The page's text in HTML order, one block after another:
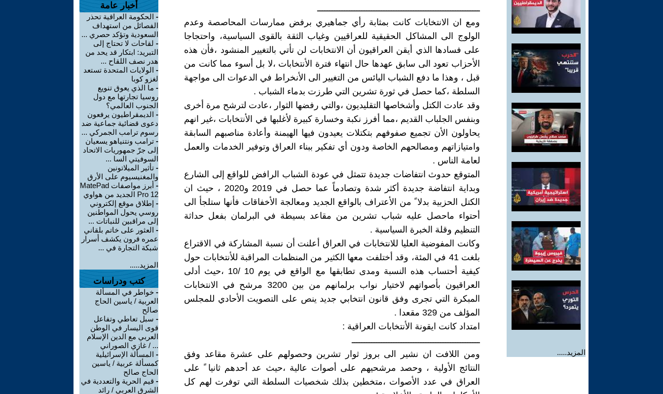
المزيد.....
ــــــــــــــــــــــــــــــــــــــــــــــــــــــــــــــــــ
ومع ان الانتخابات كانت بمثابة رأي جماهيري برفض ممارسات المحاصصة وعدم
الولوج الى المشاكل الحقيقية للعراقيين وغياب الثقة بالقوى السياسية، واحتجاجا
على فسادها الذي أيقن العراقيون أن الانتخابات لن تأتي بالتغيير المنشود ،فأن هذه
الأحزاب تعود الى سابق عهدها حال انتهاء فترة الأنتخابات ،لا بل أسوء مما كانت من
قبل ، وهذا ما دفع الشباب اليائس من التغيير الى الأنخراط في الدعوات الى مواجهة
السلطة ،كما حصل في ثورة تشرين التي طرزت بدماء الشباب .
وقد عادت الكتل وأشخاصها التقليديون ،والتي رفضها الثوار ،عادت لترشح مرة أخرى
وبنفس الجلباب القديم ،مما أفرز نكبة وخسارة كبيرة لأغلبها في الأنتخابات ،غير انهم
يحاولون الأن تجميع صفوفهم بتكتلات يعيدون فيها الهيمنة وأعادة مناصبهم السابقة
وامتيازاتهم ومصالحهم الخاصة ودون أي تفكير ببناء العراق وتوفير الخدمات والعمل
لعامة الناس .
المتوقع حدوث انتفاضات جديدة تتمثل في عودة الشباب الرافض للواقع إلى الشارع
وبداية انتفاضة جديدة أكثر شدة وتصادماً عما حصل في 2019 و2020 ، حيث ان
الكتل الحزبية بدلا ً من الأعتراف بالواقع الجديد ومعالجة الأخفاقات فأنها ستلجأ الى
أحتواء ماحصل عليه شباب تشرين من مقاعد بسيطة في البرلمان بفعل حداثة
التنظيم وقلة الخبرة السياسية .
وكانت المفوضية العليا للانتخابات في العراق أعلنت أن نسبة المشاركة في الاقتراع
بلغت 41 في المئة، وقد أختلفت معها الكثير من المنظمات المراقبة للأنتخابات حول
كيفية أحتساب هذه النسبة ومدى تطابقها مع الواقع في يوم 10 /10 ،حيث أدلى
العراقيون بأصواتهم لاختيار نواب برلمانهم من بين 3200 مرشح في الانتخابات
المبكرة التي تجرى وفق قانون انتخابي جديد ينص على التصويت الأحادي للمجلس
المؤلف من 329 مقعدا .
امتداد كانت ايقونة الأنتخابات العراقية :
ــــــــــــــــــــــــــــــــــــــــــــــــــــ
ومن اللافت ان نشير الى بروز ثوار تشرين وحصولهم على عشرة مقاعد وفق
النتائج الأولية ، وحصد مرشحيهم على أصوات عالية ،حيث عد أحدهم ثانيا ً على
العراق في عدد الأصوات ،متخطين بذلك شخصيات السلطة التي توفرت لهم كل
أخبار عامة
- الحكومة العراقية تحذر
الفصائل من استهداف
السعودية وتؤكد حصري ...
- لقاحات لا تحتاج إلى
التبريد: ابتكار قد يحد من
هدر نصف اللقاح ...
- الولايات المتحدة تستعد
لغزو كوبا
- ما الذي يعوق تنويع
روسيا تجارتها مع دول
الجنوب العالمي؟
- الديمقراطيون يرفعون
دعوى قضائية جماعية ضد
رسوم ترامب الجمركي ...
- ترامب ونتنياهو يسعيان
إلى جرّ جمهوريات الاتحاد
السوفيتي السا ...
- تأثير الميلاتونين
والمغنيسيوم على الأرق
-
أبرز مواصفات MatePad
Pro 12 الجديد من هواوي
- إطلاق موقع إلكتروني
روسي يحول المواطنين
إلى مراقبين للنباتات ...
- العثور على خاتم بلقاني
عمره قرون يكشف أسرار
شبكة التجارة في ...
المزيد.....
كتب ودراسات
- خواطر في المسألة
العربية / ياسين الحاج
صالح
- سبل تعاطي وتفاعل
قوى اليسار في الوطن
العربي مع الدين الإسلام
... / غازي الصوراني
- المسألة الإسرائيلية
كمسألة عربية / ياسين
الحاج صالح
- قيم الحرية والتعددية في
الشرق العربي / رائد